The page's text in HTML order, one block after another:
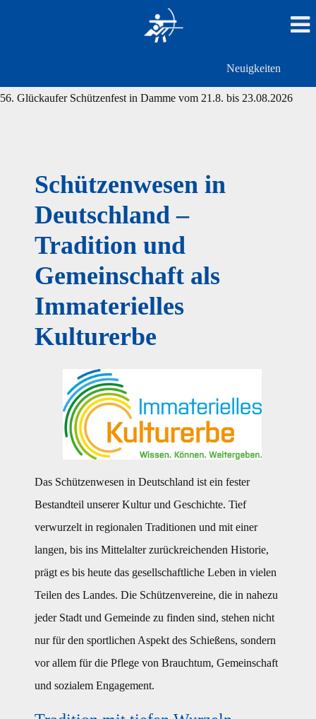
Neuigkeiten
56. Glückaufer Schützenfest in Damme vom 21.8. bis 23.08.2026
Schützenwesen in
Deutschland –
Tradition und
Gemeinschaft als
Immaterielles
Kulturerbe
Das Schützenwesen in Deutschland ist ein fester
Bestandteil unserer Kultur und Geschichte. Tief
verwurzelt in regionalen Traditionen und mit einer
langen, bis ins Mittelalter zurückreichenden Historie,
prägt es bis heute das gesellschaftliche Leben in vielen
Teilen des Landes. Die Schützenvereine, die in nahezu
jeder Stadt und Gemeinde zu finden sind, stehen nicht
nur für den sportlichen Aspekt des Schießens, sondern
vor allem für die Pflege von Brauchtum, Gemeinschaft
und sozialem Engagement.